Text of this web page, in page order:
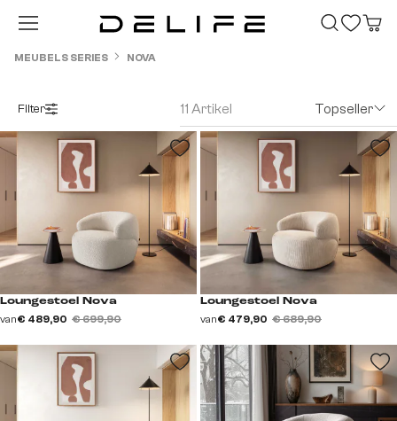
Ga naar de hoofdinhoud
MEUBELS SERIES NOVA
Filter 11 Artikel Topseller
Loungestoel Nova
van€ 489,90 € 699,90
Loungestoel Nova
van€ 479,90 € 689,90